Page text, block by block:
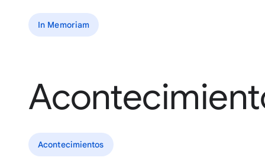
In Memoriam
Acontecimientos